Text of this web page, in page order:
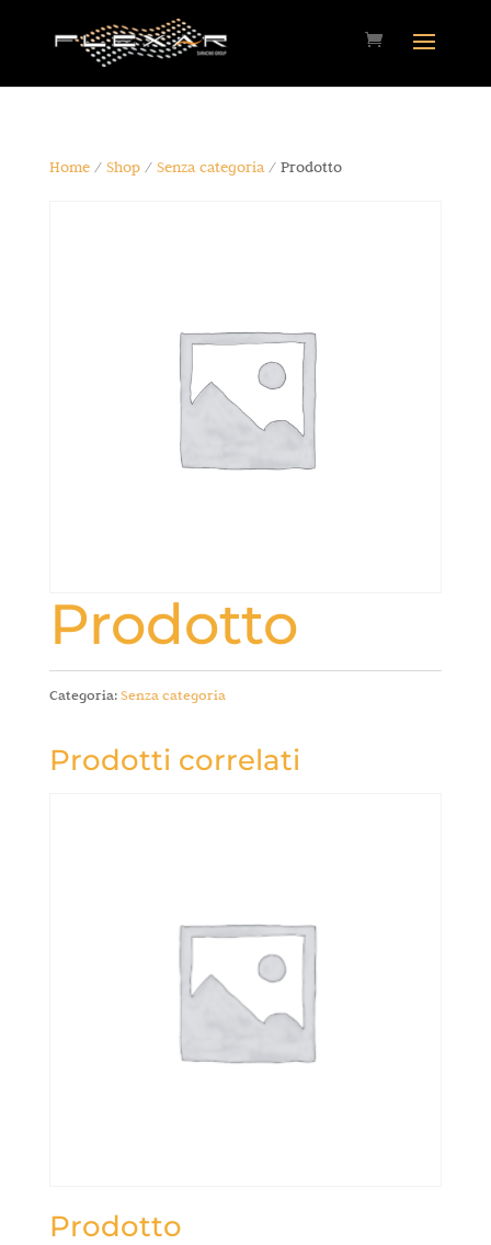
Home/ Shop/ Senza categoria/ Prodotto
Prodotto
Categoria:Senza categoria
Prodotti correlati
Prodotto